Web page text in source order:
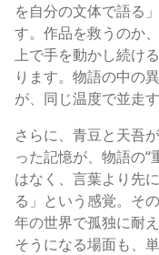
を自分の文体で語る
す。作品を救うのか
上で手を動かし続け
ります。物語の中の
が、同じ温度で並走
さらに、青豆と天吾
った記憶が、物語の
はなく、言葉より先
る」という感覚。そ
年の世界で孤独に耐
そうになる場面も、